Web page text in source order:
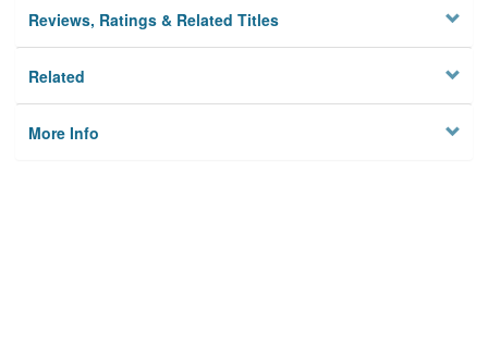
Reviews, Ratings & Related Titles
Related
More Info